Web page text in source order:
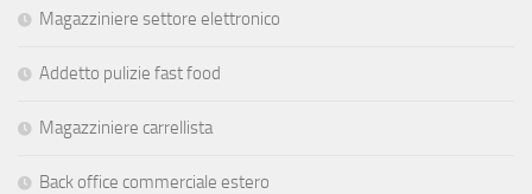
Magazziniere settore elettronico
Addetto pulizie fast food
Magazziniere carrellista
Back office commerciale estero